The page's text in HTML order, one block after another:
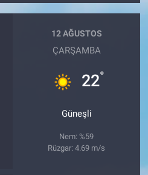
12 AĞUSTOS
ÇARŞAMBA
22°
Güneşli
Nem: %59
Rüzgar: 4.69 m/s